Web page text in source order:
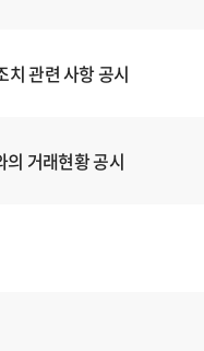
치 관련 사항 공시
거래현황 공시